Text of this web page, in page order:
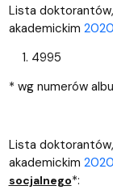
Lista
akademickim
4995
* wg numerów
Lista
akademickim
socjalnego*: